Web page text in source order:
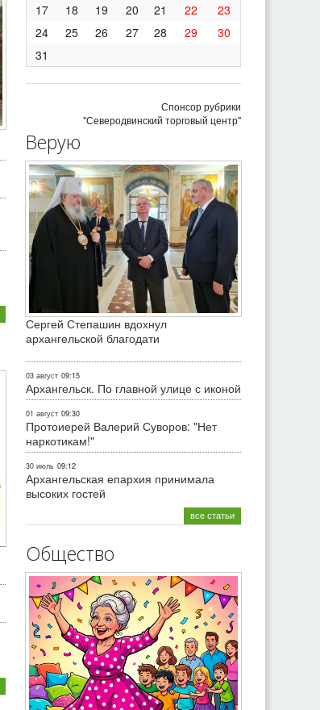
17
18 19 20 21 22
23
24
25 26 27 28 29
30
31
Спонсор рубрики
"Северодвинский торговый центр"
Верую
Сергей Степашин вдохнул
архангельской благодати
03 август 09:15
Архангельск. По главной улице с иконой
01 август 09:30
Протоиерей Валерий Суворов: "Нет
наркотикам!"
30 июль 09:12
Архангельская епархия принимала
высоких гостей
все статьи
Общество